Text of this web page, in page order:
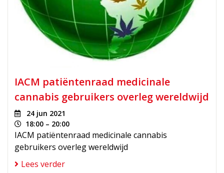
IACM patiëntenraad medicinale
cannabis gebruikers overleg wereldwijd
24 jun 2021
18:00 – 20:00
IACM patiëntenraad medicinale cannabis
gebruikers overleg wereldwijd
Lees verder